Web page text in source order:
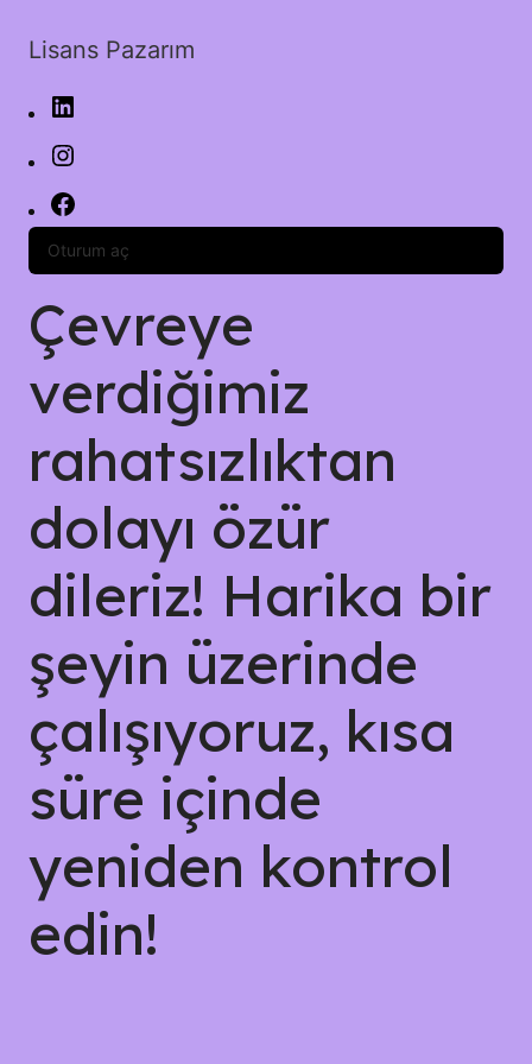
Lisans Pazarım
Oturum aç
Çevreye
verdiğimiz
rahatsızlıktan
dolayı özür
dileriz! Harika bir
şeyin üzerinde
çalışıyoruz, kısa
süre içinde
yeniden kontrol
edin!